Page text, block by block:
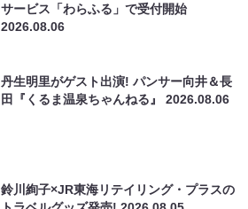
サービス「わらふる」で受付開始
2026.08.06
丹生明里がゲスト出演! パンサー向井＆長
田『くるま温泉ちゃんねる』2026.08.06
鈴川絢子×JR東海リテイリング・プラスの